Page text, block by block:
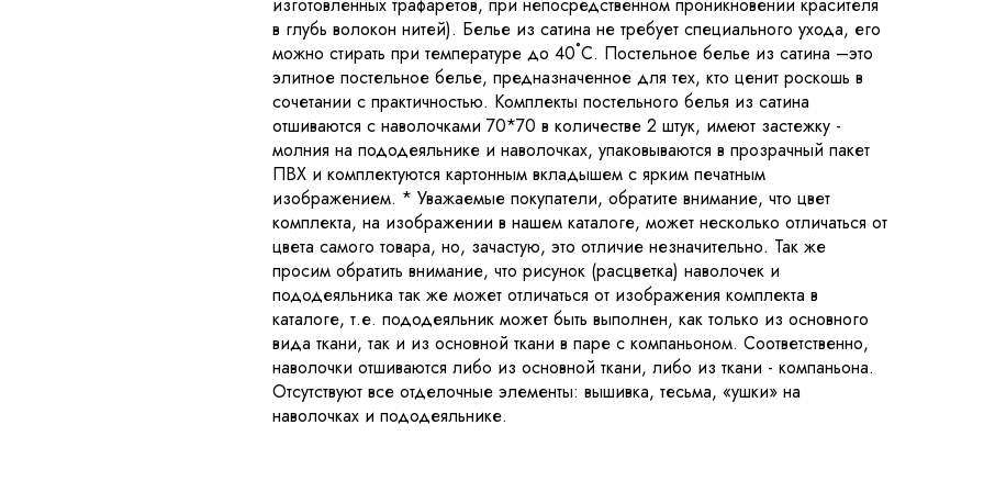
изготовленных трафаретов, при непосредственном проникновении красителя
в глубь волокон нитей). Белье из сатина не требует специального ухода, его
можно стирать при температуре до 40˚С. Постельное белье из сатина –это
элитное постельное белье, предназначенное для тех, кто ценит роскошь в
сочетании с практичностью. Комплекты постельного белья из сатина
отшиваются с наволочками 70*70 в количестве 2 штук, имеют застежку -
молния на пододеяльнике и наволочках, упаковываются в прозрачный пакет
ПВХ и комплектуются картонным вкладышем с ярким печатным
изображением. * Уважаемые покупатели, обратите внимание, что цвет
комплекта, на изображении в нашем каталоге, может несколько отличаться от
цвета самого товара, но, зачастую, это отличие незначительно. Так же
просим обратить внимание, что рисунок (расцветка) наволочек и
пододеяльника так же может отличаться от изображения комплекта в
каталоге, т.е. пододеяльник может быть выполнен, как только из основного
вида ткани, так и из основной ткани в паре с компаньоном. Соответственно,
наволочки отшиваются либо из основной ткани, либо из ткани - компаньона.
Отсутствуют все отделочные элементы: вышивка, тесьма, «ушки» на
наволочках и пододеяльнике.